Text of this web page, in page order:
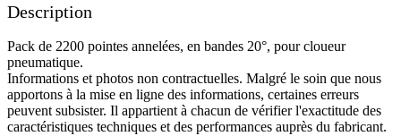
Description
Pack de 2200 pointes annelées, en bandes 20°, pour cloueur
pneumatique.
Informations et photos non contractuelles. Malgré le soin que nous
apportons à la mise en ligne des informations, certaines erreurs
peuvent subsister. Il appartient à chacun de vérifier l'exactitude des
caractéristiques techniques et des performances auprès du fabricant.